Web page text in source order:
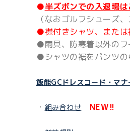
●半ズボンでの入退場
（なおゴルフシューズ
●襟付きシャツ、または
●雨具、防寒着以外のフ
●シャツの裾をパンツの
飯能GCドレスコード・マナ
・ 組み合わせ NEW!!